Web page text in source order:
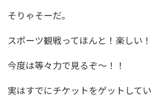
そりゃそーだ。
スポーツ観戦ってほんと！楽しい！
今度は等々力で見るぞ〜！！
実はすでにチケットをゲットして